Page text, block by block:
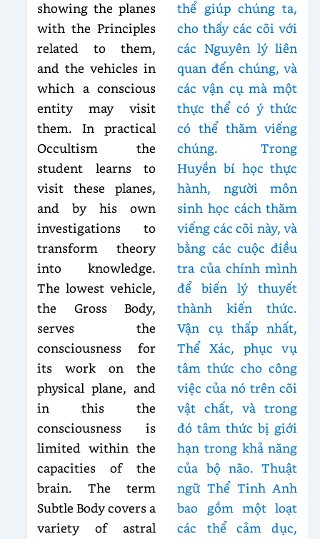
showing the planes
with the Principles
related to them,
and the vehicles in
which a conscious
entity may visit
them. In practical
Occultism the
student learns to
visit these planes,
and by his own
investigations to
transform theory
into knowledge.
The lowest vehicle,
the Gross Body,
serves the
consciousness for
its work on the
physical plane, and
in this the
consciousness is
limited within the
capacities of the
brain. The term
Subtle Body covers a
variety of astral
thể giúp chúng ta,
cho thấy các cõi với
các Nguyên lý liên
quan đến chúng, và
các vận cụ mà một
thực thể có ý thức
có thể thăm viếng
chúng. Trong
Huyền bí học thực
hành, người môn
sinh học cách thăm
viếng các cõi này, và
bằng các cuộc điều
tra của chính mình
để biến lý thuyết
thành kiến thức.
Vận cụ thấp nhất,
Thể Xác, phục vụ
tâm thức cho công
việc của nó trên cõi
vật chất, và trong
đó tâm thức bị giới
hạn trong khả năng
của bộ não. Thuật
ngữ Thể Tinh Anh
bao gồm một loạt
các thể cảm dục,